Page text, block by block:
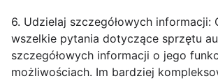
6. Udzielaj szczegółowych informacji:
wszelkie pytania dotyczące sprzętu
szczegółowych informacji o jego
możliwościach. Im bardziej